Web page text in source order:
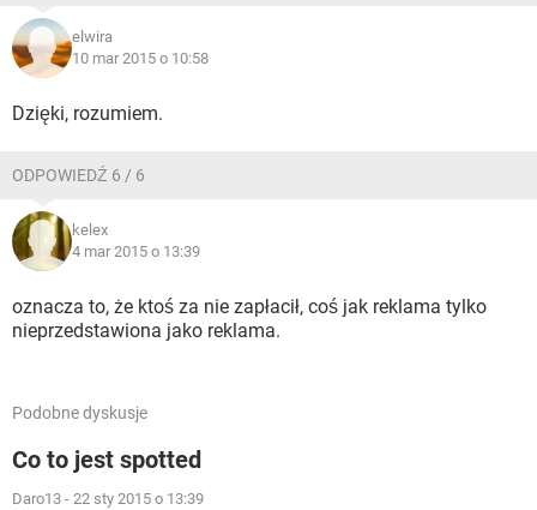
elwira
10 mar 2015 o 10:58
Dzięki, rozumiem.
ODPOWIEDŹ 6 / 6
kelex
4 mar 2015 o 13:39
oznacza to, że ktoś za nie zapłacił, coś jak reklama tylko
nieprzedstawiona jako reklama.
Podobne dyskusje
Co to jest spotted
Daro13 - 22 sty 2015 o 13:39